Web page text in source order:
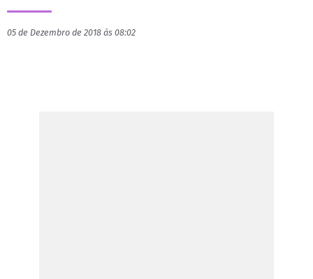
05 de Dezembro de 2018 às 08:02